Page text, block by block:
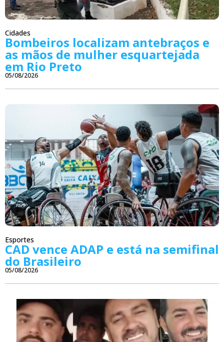
Cidades
Bombeiros localizam antebraços e
as mãos de mulher esquartejada
em Rio Preto
05/08/2026
Esportes
CAD vence ADAP e está na semifinal
do Brasileiro
05/08/2026